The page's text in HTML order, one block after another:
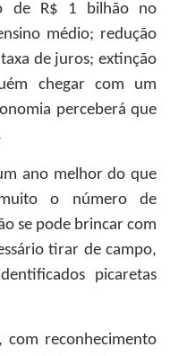
de R$ 1 bilhão no
médio; redução
de juros; extinção
chegar com um
perceberá que
ano melhor do que
o número de
se pode brincar com
tirar de campo,
picaretas
com reconhecimento